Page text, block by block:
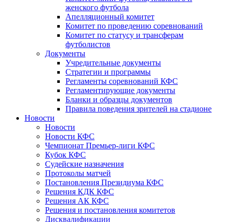
женского футбола
Апелляционный комитет
Комитет по проведению соревнований
Комитет по статусу и трансферам
футболистов
Документы
Учредительные документы
Стратегии и программы
Регламенты соревнований КФС
Регламентирующие документы
Бланки и образцы документов
Правила поведения зрителей на стадионе
Новости
Новости
Новости КФС
Чемпионат Премьер-лиги КФС
Кубок КФС
Судейские назначения
Протоколы матчей
Постановления Президиума КФС
Решения КДК КФС
Решения АК КФС
Решения и постановления комитетов
Дисквалификации